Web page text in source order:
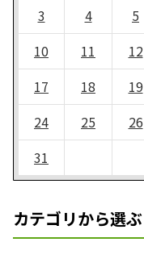
3
4 5
10
11 12
17
18 19
24
25 26
31
カテゴリから選ぶ